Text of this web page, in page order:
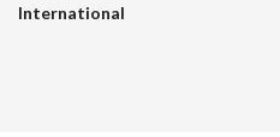
International